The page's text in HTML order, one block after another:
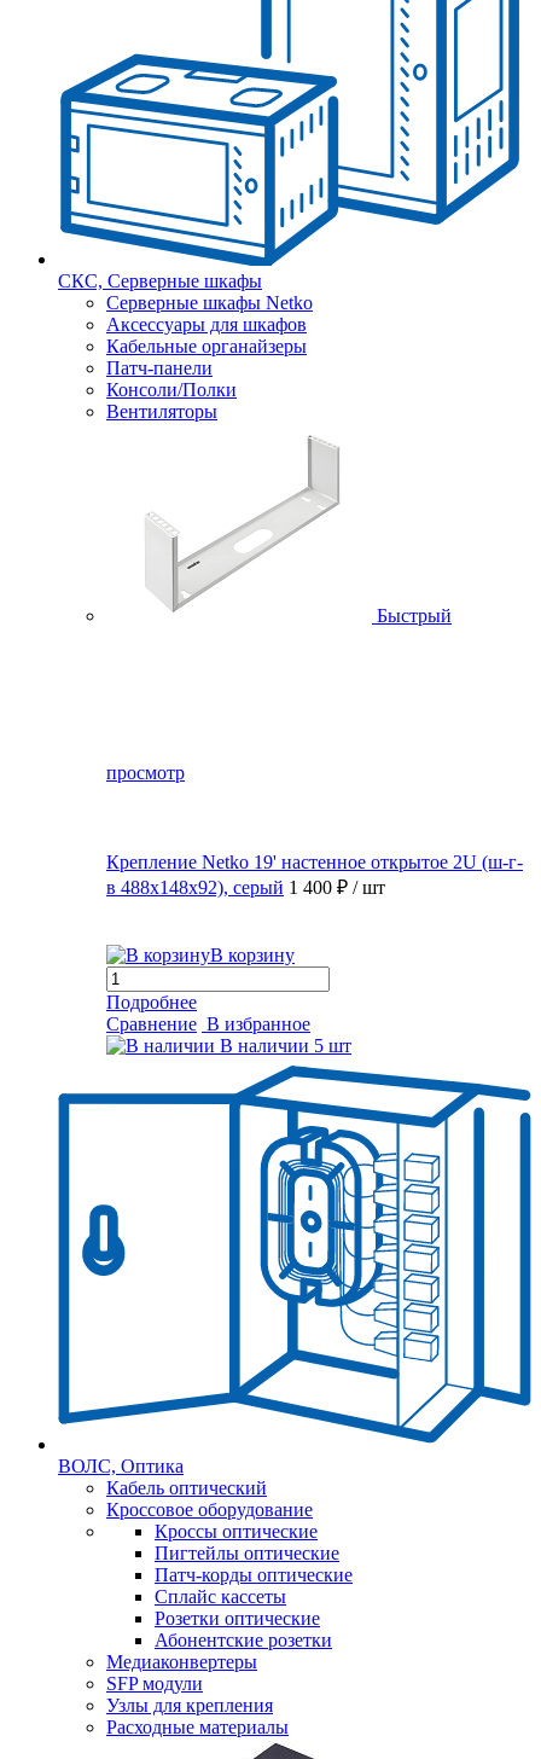
СКС, Серверные шкафы
Серверные шкафы Netko
Аксессуары для шкафов
Кабельные органайзеры
Патч-панели
Консоли/Полки
Вентиляторы
Быстрый
просмотр
Крепление Netko 19' настенное открытое 2U (ш-г-
в 488х148х92), серый 1 400 ₽ / шт
В корзину
Подробнее
Сравнение В избранное
В наличии 5 шт
ВОЛС, Оптика
Кабель оптический
Кроссовое оборудование
Кроссы оптические
Пигтейлы оптические
Патч-корды оптические
Сплайс кассеты
Розетки оптические
Абонентские розетки
Медиаконвертеры
SFP модули
Узлы для крепления
Расходные материалы